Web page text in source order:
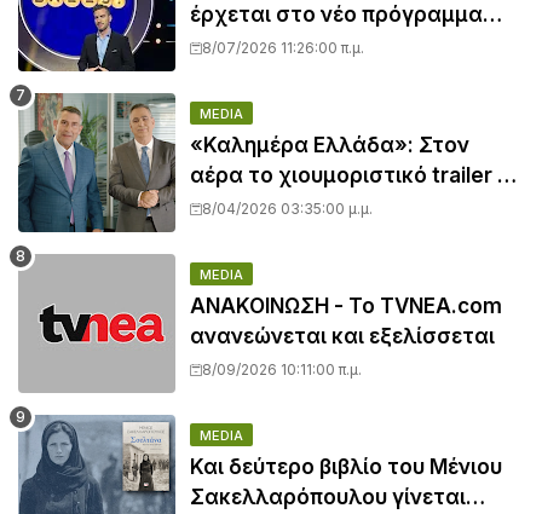
έρχεται στο νέο πρόγραμμα
του ΣΚΑΪ
8/07/2026 11:26:00 π.μ.
MEDIA
«Καλημέρα Ελλάδα»: Στον
αέρα το χιουμοριστικό trailer με
Άκη Παυλόπουλο και Βασίλη
8/04/2026 03:35:00 μ.μ.
MEDIA
ΑΝΑΚΟΙΝΩΣΗ - Το TVNEA.com
ανανεώνεται και εξελίσσεται
8/09/2026 10:11:00 π.μ.
MEDIA
Και δεύτερο βιβλίο του Μένιου
Σακελλαρόπουλου γίνεται